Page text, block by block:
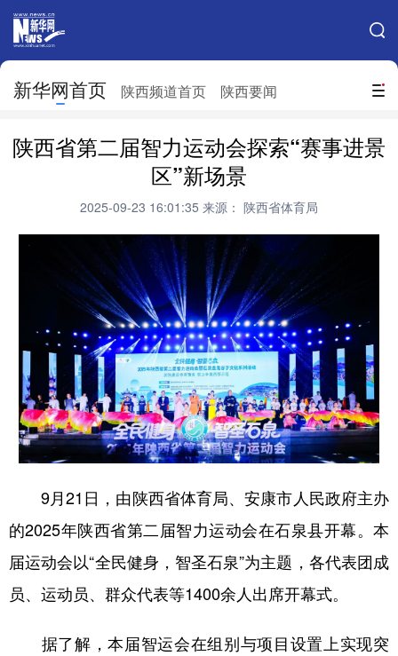
搜索
新华网首页 陕西频道首页 陕西要闻
网站地图
北京 天津 河北 山西
吉林 上海
浙江 安徽 福建 江西
河南 湖北
广西 海南
四川 贵州 云南 西藏
陕西 甘肃 青海 宁夏
新疆 内蒙古 黑龙江
陕西省第二届智力运动会探索“赛事进景
区”新场景
2025-09-23 16:01:35 来源： 陕西省体育局
9月21日，由陕西省体育局、安康市人民政府主办
的2025年陕西省第二届智力运动会在石泉县开幕。本
届运动会以“全民健身，智圣石泉”为主题，各代表团成
员、运动员、群众代表等1400余人出席开幕式。
据了解，本届智运会在组别与项目设置上实现突